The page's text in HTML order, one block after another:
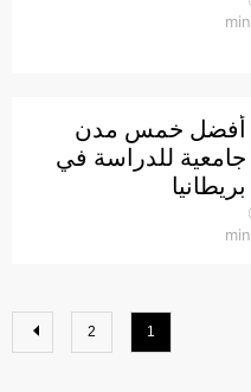
min
أفضل خمس مدن
جامعية للدراسة في
بريطانيا
min
1
2